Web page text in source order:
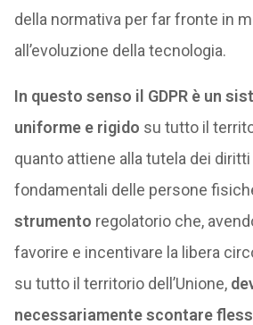
della normativa per far fronte in
all’evoluzione della tecnologia.
In questo senso il GDPR è un
uniforme e rigido su tutto il
quanto attiene alla tutela dei
fondamentali delle persone
strumento regolatorio che,
favorire e incentivare la libera
su tutto il territorio dell’Unione,
necessariamente scontare